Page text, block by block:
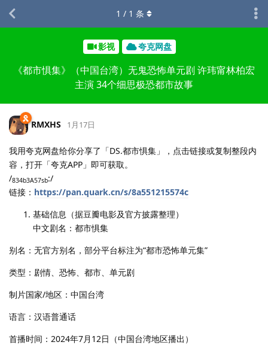
影视 夸克网盘
《都市惧集》（中国台湾）无鬼恐怖单元剧 许玮甯林柏宏
主演 34个细思极恐都市故事
1 / 1 条
RMXHS 1月17日
我用夸克网盘给你分享了「DS.都市惧集」，点击链接或复制整段内
容，打开「夸克APP」即可获取。
/834b3A57sb:/
链接： https://pan.quark.cn/s/8a551215574c
基础信息（据豆瓣电影及官方披露整理）
中文剧名：都市惧集
别名：无官方别名，部分平台标注为“都市恐怖单元集”
类型：剧情、恐怖、都市、单元剧
制片国家/地区：中国台湾
语言：汉语普通话
首播时间：2024年7月12日（中国台湾地区播出）